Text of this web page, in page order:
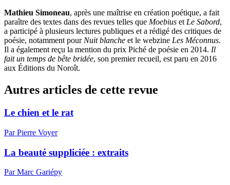
Mathieu Simoneau, après une maîtrise en création poétique, a fait
paraître des textes dans des revues telles que Moebius etLe Sabord,
a participé à plusieurs lectures publiques et a rédigé des critiques de
poésie, notamment pourNuit blanche et le webzine Les Méconnus.
Il a également reçu la mention du prix Piché de poésie en 2014. Il
fait un temps de bête bridée, son premier recueil, est paru en 2016
aux Éditions du Noroît.
Autres articles de cette revue
Le chien et le rat
Par Pierre Voyer
La beauté suppliciée : extraits
Par Marc Gariépy